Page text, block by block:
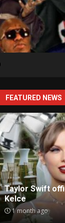
FEATURED NEWS
Ray J klaagt
sekstape
9 months ago